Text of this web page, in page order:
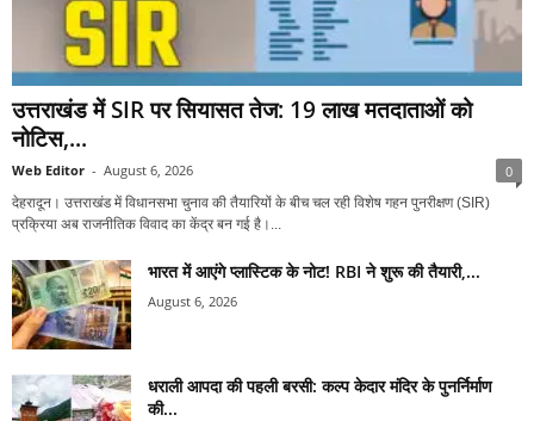
उत्तराखंड में SIR पर सियासत तेज: 19 लाख मतदाताओं को
नोटिस,...
Web Editor - August 6, 2026 0
देहरादून। उत्तराखंड में विधानसभा चुनाव की तैयारियों के बीच चल रही विशेष गहन पुनरीक्षण (SIR)
प्रक्रिया अब राजनीतिक विवाद का केंद्र बन गई है।...
भारत में आएंगे प्लास्टिक के नोट! RBI ने शुरू की तैयारी,...
August 6, 2026
धराली आपदा की पहली बरसी: कल्प केदार मंदिर के पुनर्निर्माण
की...